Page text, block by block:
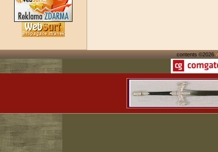
contents ©2026